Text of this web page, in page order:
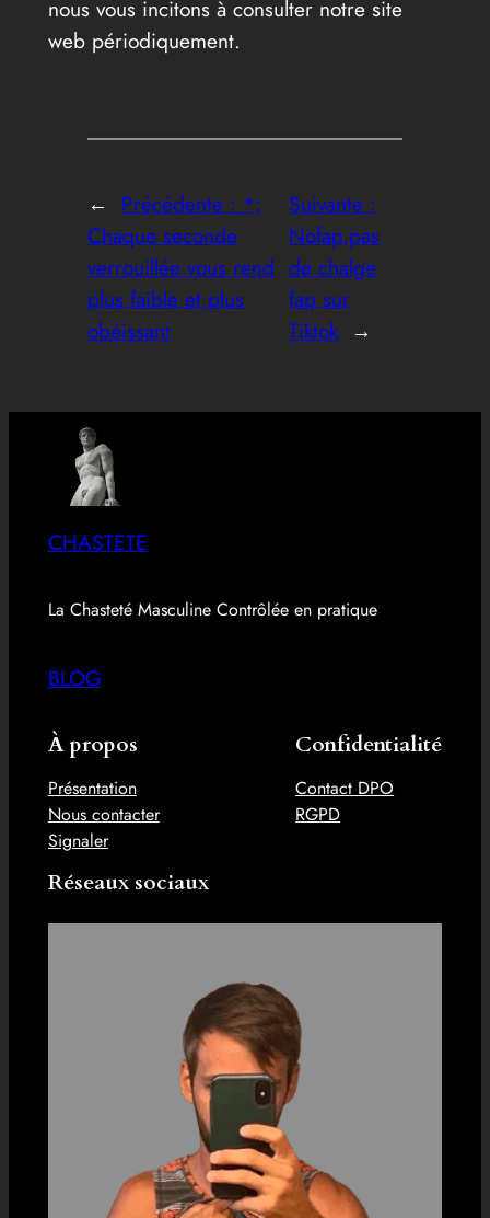
nous vous incitons à consulter notre site
web périodiquement.
← Précédente : *;
Chaque seconde
verrouillée vous rend
plus faible et plus
obéissant
Suivante :
Nofap,pas
de chalge
fap sur
Tiktok →
CHASTETE
La Chasteté Masculine Contrôlée en pratique
BLOG
À propos
Présentation
Nous contacter
Signaler
Confidentialité
Contact DPO
RGPD
Réseaux sociaux